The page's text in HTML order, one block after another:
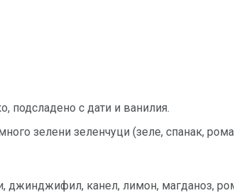
подсладено с дати и ванилия.
зелени зеленчуци (зеле, спанак,
джинджифил, канел, лимон, магданоз,